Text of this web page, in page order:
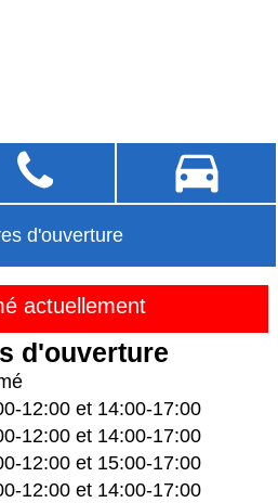
d'ouverture
actuellement
d'ouverture
12:00 et 14:00-17:00
12:00 et 14:00-17:00
12:00 et 15:00-17:00
12:00 et 14:00-17:00